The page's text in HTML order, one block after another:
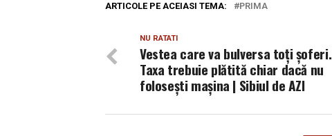
ARTICOLE PE ACEIASI TEMA: PRIMA
NU RATATI
Vestea care va bulversa toţi şoferi.
Taxa trebuie plătită chiar dacă nu
foloseşti maşina | Sibiul de AZI